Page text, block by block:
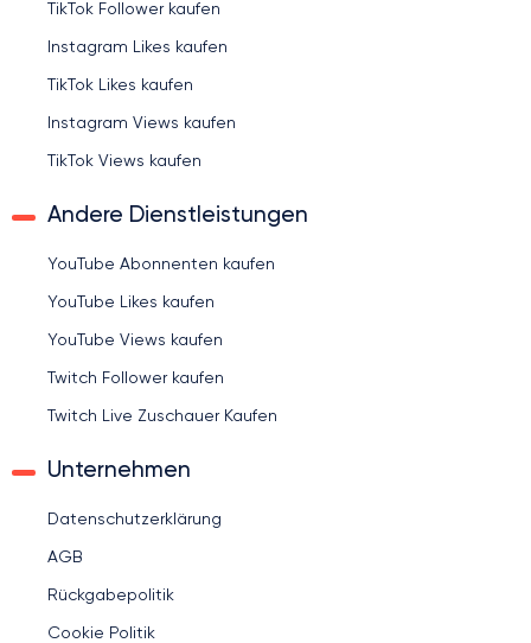
TikTok Follower kaufen
Instagram Likes kaufen
TikTok Likes kaufen
Instagram Views kaufen
TikTok Views kaufen
Andere Dienstleistungen
YouTube Abonnenten kaufen
YouTube Likes kaufen
YouTube Views kaufen
Twitch Follower kaufen
Twitch Live Zuschauer Kaufen
Unternehmen
Datenschutzerklärung
AGB
Rückgabepolitik
Cookie Politik